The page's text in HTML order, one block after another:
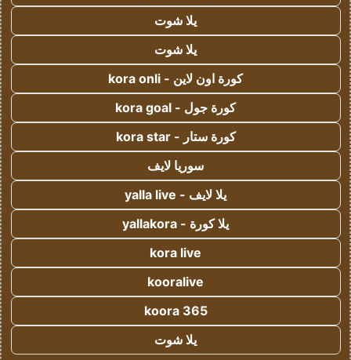
يلا شوت
يلا شوت
كورة اون لاين - kora onli
كورة جول - kora goal
كورة ستار - kora star
سوريا لايف
يلا لايف - yalla live
يلا كورة - yallakora
kora live
kooralive
koora 365
يلا شوت